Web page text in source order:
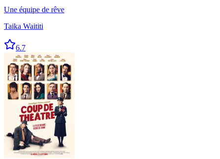
Une équipe de rêve
Taika Waititi
6.7